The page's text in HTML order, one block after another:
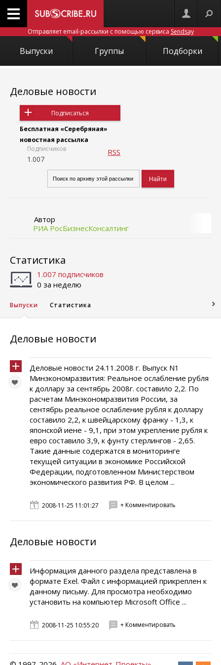
Отправляет email-рассылки с помощью сервиса Sendsay
Выпуски Группы Подборки
Деловые новости
Подписаться
Бесплатная «Серебряная»
новостная рассылка
Подписчиков
1.007
RSS
Автор
РИА РосБизнесКонсалтинг
Статистика
1.007 подписчиков
0 за неделю
Выпуски Статистика
Деловые новости
Деловые новости 24.11.2008 г. Выпуск N1
Минэкономразвития: Реальное ослабление рубля
к доллару за сентябрь 2008г. составило 2,2. По
расчетам Минэкономразвития России, за
сентябрь реальное ослабление рубля к доллару
составило 2,2, к швейцарскому франку - 1,3, к
японской иене - 9,1, при этом укрепление рубля к
евро составило 3,9, к фунту стерлингов - 2,65.
Такие данные содержатся в мониторинге
текущей ситуации в экономике Российской
Федерации, подготовленном Министерством
экономического развития РФ. В целом ...
2008-11-25 11:01:27 + Комментировать
Деловые новости
Информация данного раздела представлена в
формате Exel. Файл с информацией прикреплен к
данному письму. Для просмотра необходимо
установить на компьютер Microsoft Office ...
2008-11-25 10:55:20 + Комментировать